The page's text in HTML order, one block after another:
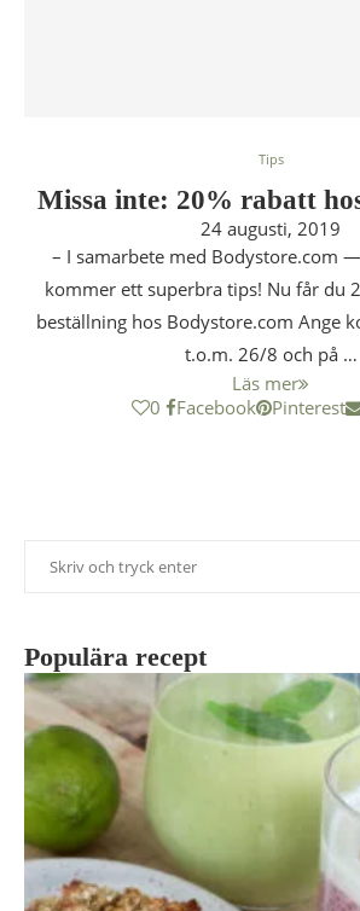
Tips
Missa inte: 20% rabatt
24 augusti, 2019
– I samarbete med Bodystore.com
kommer ett superbra tips! Nu får du
beställning hos Bodystore.com Ange
t.o.m. 26/8 och på …
Läs mer
0
Facebook Pinterest
Populära recept